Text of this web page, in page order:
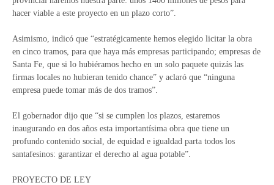
hacer viable a este proyecto en un plazo corto”.
Asimismo, indicó que “estratégicamente hemos elegido licitar la obra
en cinco tramos, para que haya más empresas participando; empresas de
Santa Fe, que si lo hubiéramos hecho en un solo paquete quizás las
firmas locales no hubieran tenido chance” y aclaró que “ninguna
empresa puede tomar más de dos tramos”.
El gobernador dijo que “si se cumplen los plazos, estaremos
inaugurando en dos años esta importantísima obra que tiene un
profundo contenido social, de equidad e igualdad parta todos los
santafesinos: garantizar el derecho al agua potable”.
PROYECTO DE LEY